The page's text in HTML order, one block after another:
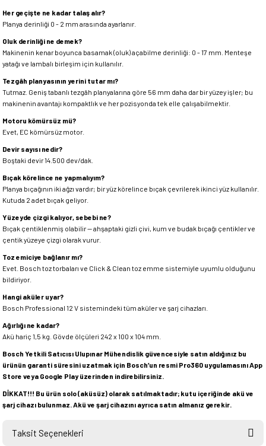
Her geçişte ne kadar talaş alır?
Planya derinliği 0 - 2 mm arasında ayarlanır.
Oluk derinliği ne demek?
Makinenin kenar boyunca basamak (oluk) açabilme derinliği: 0 - 17 mm. Menteşe
yatağı ve lambalı birleşim için kullanılır.
Tezgâh planyasının yerini tutar mı?
Tutmaz. Geniş tabanlı tezgâh planyalarına göre 56 mm daha dar bir yüzey işler; bu
makinenin avantajı kompaktlık ve her pozisyonda tek elle çalışabilmektir.
Motoru kömürsüz mü?
Evet, EC kömürsüz motor.
Devir sayısı nedir?
Boştaki devir 14.500 dev/dak.
Bıçak körelince ne yapmalıyım?
Planya bıçağının iki ağzı vardır; bir yüz körelince bıçak çevrilerek ikinci yüz kullanılır.
Kutuda 2 adet bıçak geliyor.
Yüzeyde çizgi kalıyor, sebebi ne?
Bıçak çentiklenmiş olabilir — ahşaptaki gizli çivi, kum ve budak bıçağı çentikler ve
çentik yüzeye çizgi olarak vurur.
Toz emiciye bağlanır mı?
Evet. Bosch toz torbaları ve Click & Clean toz emme sistemiyle uyumlu olduğunu
bildiriyor.
Hangi aküler uyar?
Bosch Professional 12 V sistemindeki tüm aküler ve şarj cihazları.
Ağırlığı ne kadar?
Akü hariç 1,5 kg. Gövde ölçüleri 242 x 100 x 104 mm.
Bosch Yetkili Satıcısı Ulupınar Mühendislik güvencesiyle satın aldığınız bu
ürünün garanti süresini uzatmak için Bosch’un resmi Pro360 uygulamasını App
Store veya Google Play üzerinden indirebilirsiniz.
DİKKAT!!! Bu ürün solo (aküsüz) olarak satılmaktadır; kutu içeriğinde akü ve
şarj cihazı bulunmaz. Akü ve şarj cihazını ayrıca satın almanız gerekir.
Taksit Seçenekleri